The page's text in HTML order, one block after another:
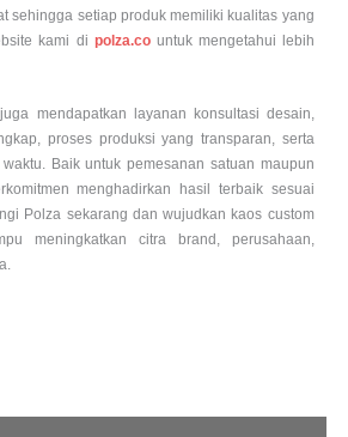
sehingga setiap produk memiliki kualitas yang
kami di polza.co untuk mengetahui lebih
mendapatkan layanan konsultasi desain,
proses produksi yang transparan, serta
Baik untuk pemesanan satuan maupun
menghadirkan hasil terbaik sesuai
Polza sekarang dan wujudkan kaos custom
meningkatkan citra brand, perusahaan,